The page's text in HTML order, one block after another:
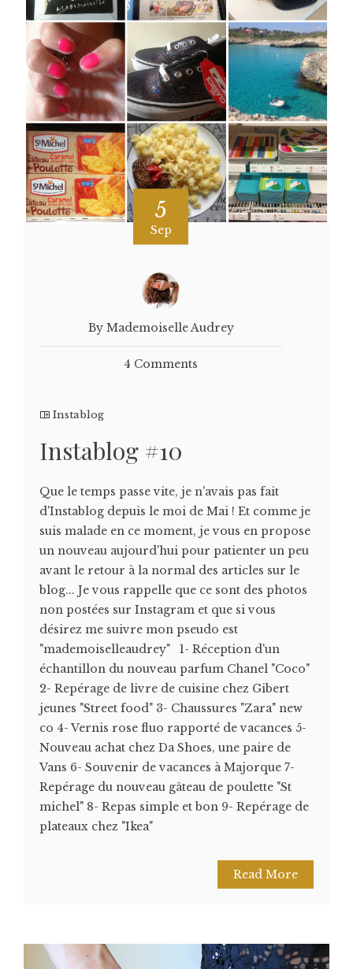
5
Sep
By Mademoiselle Audrey
4 Comments
Instablog
Instablog #10
Que le temps passe vite, je n'avais pas fait
d'Instablog depuis le moi de Mai ! Et comme je
suis malade en ce moment, je vous en propose
un nouveau aujourd'hui pour patienter un peu
avant le retour à la normal des articles sur le
blog... Je vous rappelle que ce sont des photos
non postées sur Instagram et que si vous
désirez me suivre mon pseudo est
"mademoiselleaudrey" 1- Réception d'un
échantillon du nouveau parfum Chanel "Coco"
2- Repérage de livre de cuisine chez Gibert
jeunes "Street food" 3- Chaussures "Zara" new
co 4- Vernis rose fluo rapporté de vacances 5-
Nouveau achat chez Da Shoes, une paire de
Vans 6- Souvenir de vacances à Majorque 7-
Repérage du nouveau gâteau de poulette "St
michel" 8- Repas simple et bon 9- Repérage de
plateaux chez "Ikea"
Read More